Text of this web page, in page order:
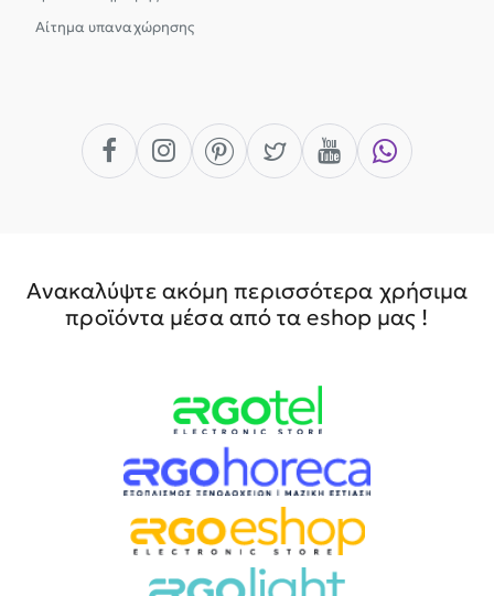
Αίτημα υπαναχώρησης
Ανακαλύψτε ακόμη περισσότερα χρήσιμα
προϊόντα μέσα από τα eshop μας !